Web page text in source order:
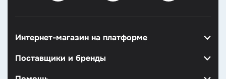
Интернет-магазин на платформе
Поставщики и бренды